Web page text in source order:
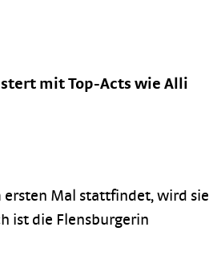
mit Top-Acts wie Alli
ersten Mal stattfindet, wird sie
ist die Flensburgerin